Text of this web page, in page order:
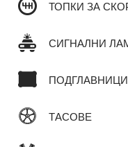
ТОПКИ ЗА
СИГНАЛНИ
ПОДГЛАВНИЦИ
ТАСОВЕ